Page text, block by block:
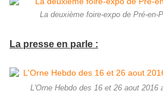
La deuxième foire-expo de Pré-en-
La presse en parle :
L'Orne Hebdo des 16 et 26 aout 2016